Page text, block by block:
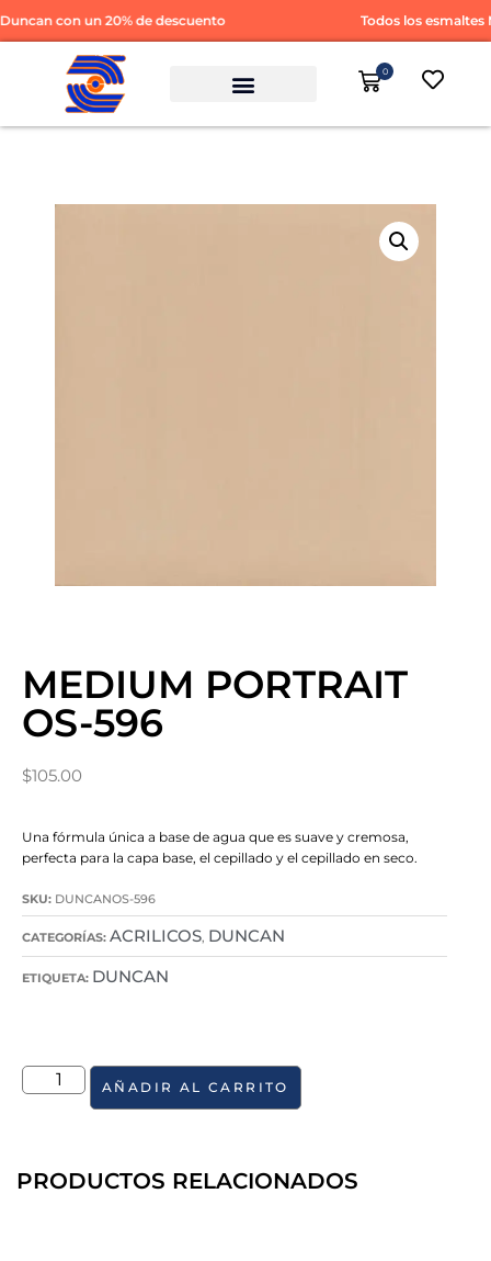
con un 20% de descuento Todos los esmaltes
0
MEDIUM PORTRAIT
OS-596
$105.00
Una fórmula única a base de agua que es suave y cremosa,
perfecta para la capa base, el cepillado y el cepillado en seco.
SKU: DUNCANOS-596
CATEGORÍAS: ACRILICOS, DUNCAN
ETIQUETA: DUNCAN
AÑADIR AL CARRITO
PRODUCTOS RELACIONADOS